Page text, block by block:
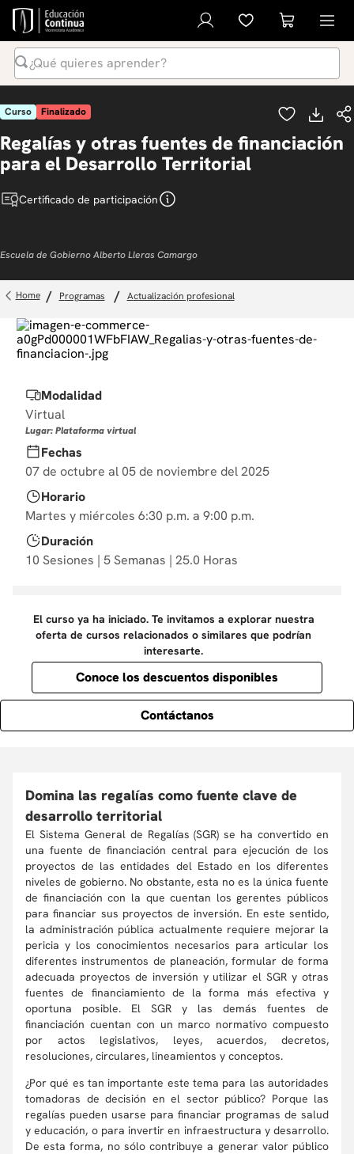
¿Qué quieres aprender?
1.
inteligencia artificial
2.
ia
3.
curso
4.
diplomado
6.
liderazgo
7.
inglés
9.
música
Curso Finalizado
Regalías y otras fuentes de financiación
para el Desarrollo Territorial
Certificado de participación
Escuela de Gobierno Alberto Lleras Camargo
programas actualización profesional
Modalidad
Virtual
Lugar: Plataforma virtual
Fechas
07 de octubre al 05 de noviembre del 2025
Horario
Martes y miércoles 6:30 p.m. a 9:00 p.m.
Duración
10 Sesiones | 5 Semanas | 25.0 Horas
El curso ya ha iniciado. Te invitamos a explorar nuestra
oferta de cursos relacionados o similares que podrían
interesarte.
Conoce los descuentos disponibles
Contáctanos
Domina las regalías como fuente clave de
desarrollo territorial
El Sistema General de Regalías (SGR) se ha convertido en
una fuente de financiación central para ejecución de los
proyectos de las entidades del Estado en los diferentes
niveles de gobierno. No obstante, esta no es la única fuente
de financiación con la que cuentan los gerentes públicos
para financiar sus proyectos de inversión. En este sentido,
la administración pública actualmente requiere mejorar la
pericia y los conocimientos necesarios para articular los
diferentes instrumentos de planeación, formular de forma
adecuada proyectos de inversión y utilizar el SGR y otras
fuentes de financiamiento de la forma más efectiva y
oportuna posible. El SGR y las demás fuentes de
financiación cuentan con un marco normativo compuesto
por actos legislativos, leyes, acuerdos, decretos,
resoluciones, circulares, lineamientos y conceptos.
¿Por qué es tan importante este tema para las autoridades
tomadoras de decisión en el sector público? Porque las
regalías pueden usarse para financiar programas de salud
y educación, o para invertir en infraestructura y desarrollo.
De esta forma, no sólo contribuye a generar valor público